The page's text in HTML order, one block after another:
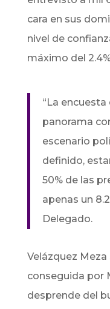
cara en sus
nivel de
máximo del
“La
panorama
escenario
definido,
50% de las
apenas un
Delegado.
Velázquez
conseguida por
desprende del